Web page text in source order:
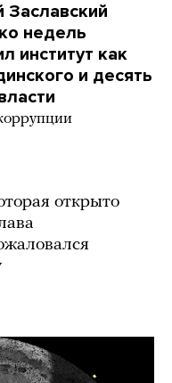
Заславский
недель
институт как
и десять
открыто